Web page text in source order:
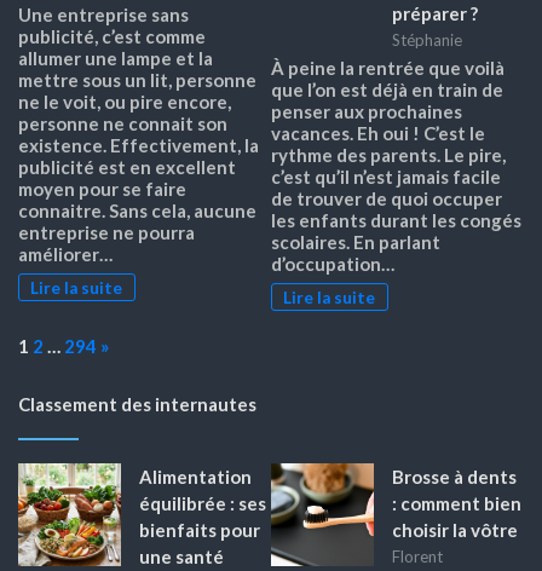
Une entreprise sans
publicité, c’est comme
allumer une lampe et la
mettre sous un lit, personne
ne le voit, ou pire encore,
personne ne connait son
existence. Effectivement, la
publicité est en excellent
moyen pour se faire
connaitre. Sans cela, aucune
entreprise ne pourra
améliorer…
Lire la suite
préparer ?
Stéphanie
À peine la rentrée que voilà
que l’on est déjà en train de
penser aux prochaines
vacances. Eh oui ! C’est le
rythme des parents. Le pire,
c’est qu’il n’est jamais facile
de trouver de quoi occuper
les enfants durant les congés
scolaires. En parlant
d’occupation…
Lire la suite
Page:
1 2 … 294 Next
»
Classement des internautes
Alimentation
équilibrée : ses
bienfaits pour
une santé
Brosse à dents
: comment bien
choisir la vôtre
Florent